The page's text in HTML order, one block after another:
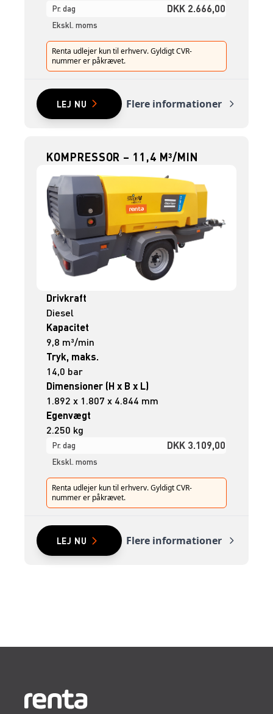
Pr. dag DKK 2.666,00
Ekskl. moms
Renta udlejer kun til erhverv. Gyldigt CVR-
nummer er påkrævet.
LEJ NU Flere informationer
KOMPRESSOR – 11,4 M³/MIN
Drivkraft
Diesel
Kapacitet
9,8 m³/min
Tryk, maks.
14,0 bar
Dimensioner (H x B x L)
1.892 x 1.807 x 4.844 mm
Egenvægt
2.250 kg
Pr. dag DKK 3.109,00
Ekskl. moms
Renta udlejer kun til erhverv. Gyldigt CVR-
nummer er påkrævet.
LEJ NU Flere informationer